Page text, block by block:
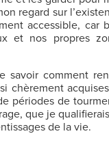
regard sur
accessible, car
et nos propres
savoir comment
chèrement
périodes de
que je
de la vie.